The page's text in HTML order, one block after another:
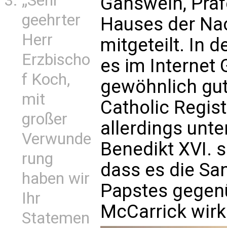
geehrter
Herr
Erzbischo
f Koch,
mit
großer
Verwunde
rung
haben wir
Ihr
Statemen
Hauses der
mitgeteilt. In
es im Internet
gewöhnlich
Catholic
allerdings
Benedikt XVI.
dass es die
Papstes
McCarrick